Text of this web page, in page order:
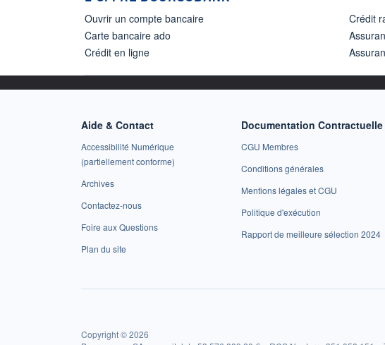
Ouvrir un compte bancaire
Carte bancaire ado
Crédit en ligne
Crédit
Aide & Contact
Accessibilité Numérique
(partiellement conforme)
Archives
Contactez-nous
Foire aux Questions
Plan du site
Documentation Contractuelle
CGU Membres
Conditions générales
Mentions légales et CGU
Politique d'exécution
Rapport de meilleure sélection 2024
Copyright © 2026